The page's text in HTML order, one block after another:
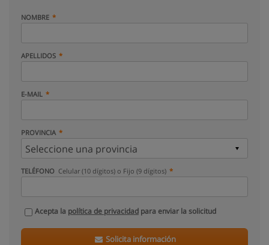
NOMBRE
APELLIDOS
E-MAIL
PROVINCIA
TELÉFONO Celular (10 dígitos) o Fijo (9 dígitos)
Acepta la política de privacidad para enviar la solicitud
Solicita información